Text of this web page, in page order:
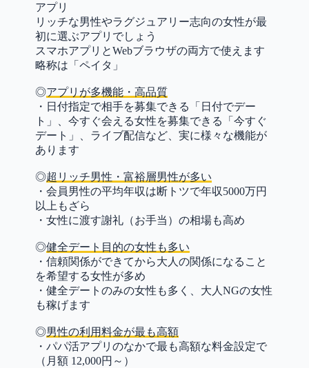
アプリ
リッチな男性やラグジュアリー志向の女性が最
初に選ぶアプリでしょう
スマホアプリとWebブラウザの両方で使えます
略称は「ペイタ」
◎アプリが多機能・高品質
・日付指定で相手を募集できる「日付でデー
ト」、今すぐ会える女性を募集できる「今すぐ
デート」、ライブ配信など、実に様々な機能が
あります
◎超リッチ男性・富裕層男性が多い
・会員男性の平均年収は断トツで年収5000万円
以上もざら
・女性に渡す謝礼（お手当）の相場も高め
◎健全デート目的の女性も多い
・信頼関係ができてから大人の関係になること
を希望する女性が多め
・健全デートのみの女性も多く、大人NGの女性
も稼げます
◎男性の利用料金が最も高額
・パパ活アプリのなかで最も高額な料金設定で
（月額 12,000円～）